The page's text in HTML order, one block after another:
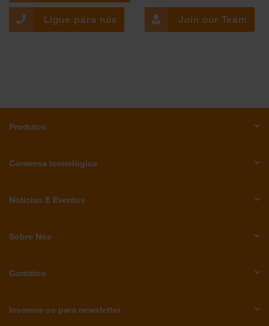
Ligue para nós Join our Team
Produtos
Conversa tecnológica
Notícias E Eventos
Sobre Nós
Contatos
Inscreva-se para newsletter